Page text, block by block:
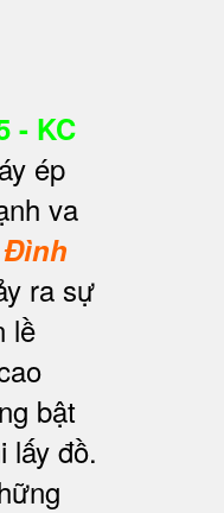
- KC
ép
va
Đình
ra sự
lề
bật
lấy đồ.